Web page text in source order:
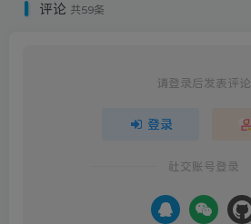
评论 共59条
请登录后发表评论
登录
社交账号登录